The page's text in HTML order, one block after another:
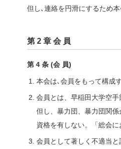
但し､連絡を円滑にするため
第 2 章 会 員
第 4 条 (会 員)
本会は､会員をもって構成
会員とは、早稲田大学空
但し、暴力団、暴力団関
資格を有しない。「総会
会員として著しく不適当